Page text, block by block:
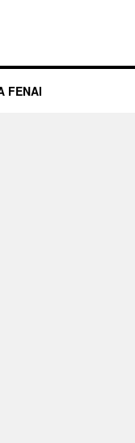
FENAI